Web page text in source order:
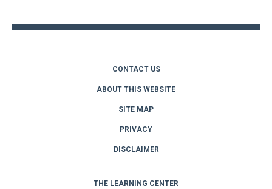
CONTACT US
ABOUT THIS WEBSITE
SITE MAP
PRIVACY
DISCLAIMER
THE LEARNING CENTER